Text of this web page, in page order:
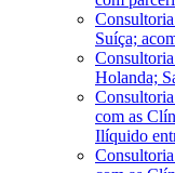
Suíça;
Holanda;
com as
Ilíquido